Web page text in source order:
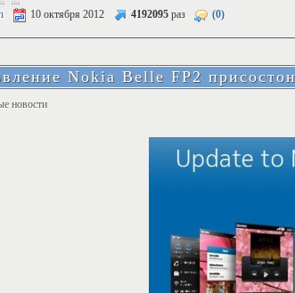
10 октября 2012 4192095 раз (0)
Nokia Belle FP2
новости